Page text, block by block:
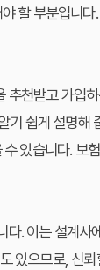
할 부분입니다.
추천받고 가입
기 쉽게 설명해
있습니다. 보
. 이는 설계
있으므로, 신